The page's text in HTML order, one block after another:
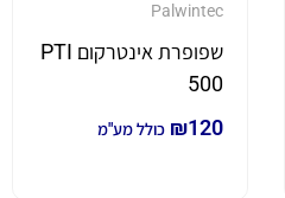
Palwintec
שפופרת אינטרקום PTI
500
₪120 כולל מע"מ